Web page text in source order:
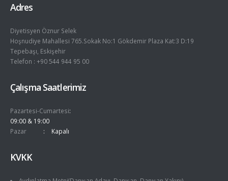
Adres
Diyetisyen Öznur Selek
Hoşnudiye Mahallesi 765.Sokak No:1 Gökdemir Plaza Kat:3 D:19
Tepebaşı, Eskişehir
Telefon : +90 544 944 95 00
Çalışma Saatlerimiz
Pazartesi-Cumartesi
09:00 & 19:00
Pazar
Kapalı
KVKK